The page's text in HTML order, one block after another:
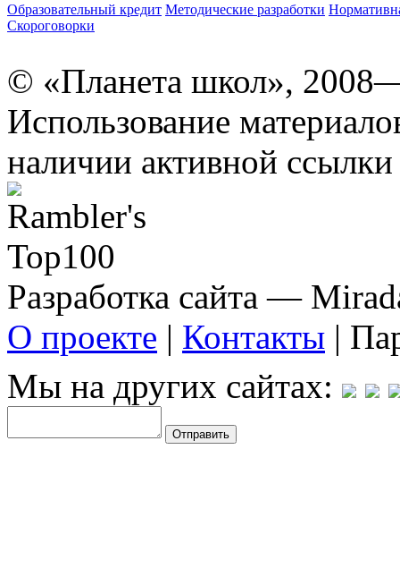
Образовательный кредит Методические разработки
Скороговорки
© «Планета школ»,
Использование
наличии активной
Разработка сайта —
О проекте | Контакты |
Мы на других сайтах: